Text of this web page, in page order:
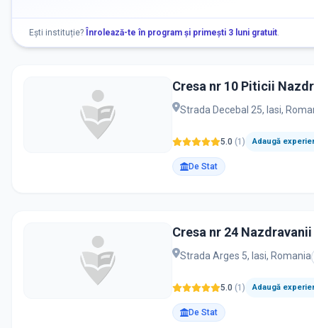
Ești instituție? Înrolează-te în program și primești 3 luni gratuit.
Cresa nr 10 Piticii
Strada Decebal 25, Iasi,
5.0 (1 ) Adaugă
De Stat
Cresa nr 24
Strada Arges 5, Iasi, Romania
5.0 (1 ) Adaugă
De Stat